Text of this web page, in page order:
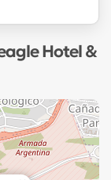
Hotel &